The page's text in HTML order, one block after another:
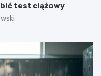
test ciążowy